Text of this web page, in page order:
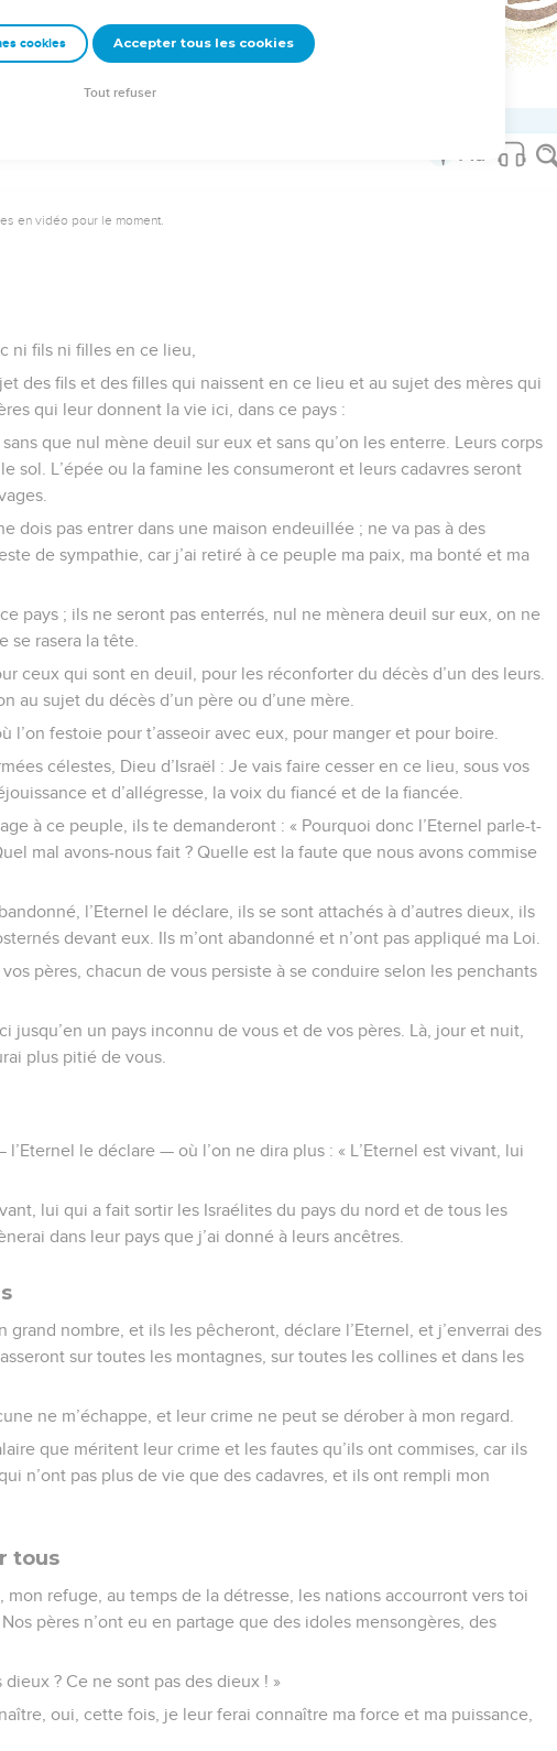
sauverai des violents. »
1999 by Biblica, Inc.® Used by permission. All rights reserved worldwide.
en vidéo pour le moment.
ni fils ni filles en ce lieu,
des fils et des filles qui naissent en ce lieu et au sujet des mères qui
qui leur donnent la vie ici, dans ce pays :
que nul mène deuil sur eux et sans qu’on les enterre. Leurs corps
sol. L’épée ou la famine les consumeront et leurs cadavres seront
dois pas entrer dans une maison endeuillée ; ne va pas à des
de sympathie, car j’ai retiré à ce peuple ma paix, ma bonté et ma
pays ; ils ne seront pas enterrés, nul ne mènera deuil sur eux, on ne
se rasera la tête.
ceux qui sont en deuil, pour les réconforter du décès d’un des leurs.
au sujet du décès d’un père ou d’une mère.
l’on festoie pour t’asseoir avec eux, pour manger et pour boire.
célestes, Dieu d’Israël : Je vais faire cesser en ce lieu, sous vos
et d’allégresse, la voix du fiancé et de la fiancée.
à ce peuple, ils te demanderont : « Pourquoi donc l’Eternel parle-t-
mal avons-nous fait ? Quelle est la faute que nous avons commise
l’Eternel le déclare, ils se sont attachés à d’autres dieux, ils
devant eux. Ils m’ont abandonné et n’ont pas appliqué ma Loi.
pères, chacun de vous persiste à se conduire selon les penchants
jusqu’en un pays inconnu de vous et de vos pères. Là, jour et nuit,
plus pitié de vous.
le déclare — où l’on ne dira plus : « L’Eternel est vivant, lui
lui qui a fait sortir les Israélites du pays du nord et de tous les
dans leur pays que j’ai donné à leurs ancêtres.
nombre, et ils les pêcheront, déclare l’Eternel, et j’enverrai des
sur toutes les montagnes, sur toutes les collines et dans les
ne m’échappe, et leur crime ne peut se dérober à mon regard.
que méritent leur crime et les fautes qu’ils ont commises, car ils
n’ont pas plus de vie que des cadavres, et ils ont rempli mon
tous
refuge, au temps de la détresse, les nations accourront vers toi
pères n’ont eu en partage que des idoles mensongères, des
? Ce ne sont pas des dieux ! »
oui, cette fois, je leur ferai connaître ma force et ma puissance,
cookies Accepter tous les cookies
Tout refuser